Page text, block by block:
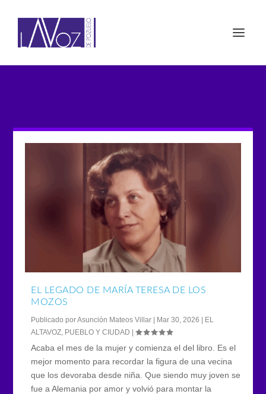
EL LEGADO DE MARÍA TERESA DE LOS
MOZOS
Publicado porAsunción Mateos Villar | Mar 30, 2026 | EL
ALTAVOZ PUEBLO Y CIUDAD |
Acaba el mes de la mujer y comienza el del libro. Es el
mejor momento para recordar la figura de una vecina
que los devoraba desde niña. Que siendo muy joven se
fue a Alemania por amor y volvió para montar la